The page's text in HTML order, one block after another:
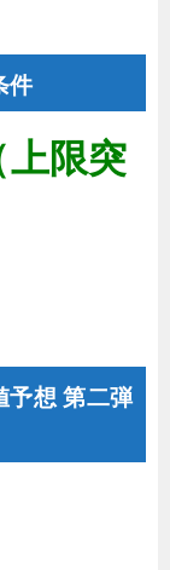
件
限突
予想 第二弾